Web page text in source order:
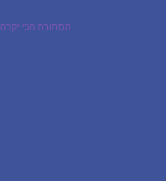
הפוסט
הסחורה הכי יקרה